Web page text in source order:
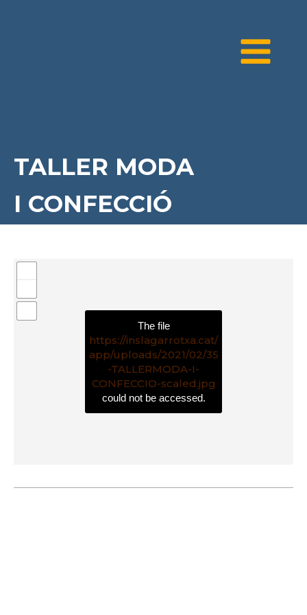
TALLER MODA
I CONFECCIÓ
The file
https://inslagarrotxa.cat/
app/uploads/2021/02/35
-TALLERMODA-I-
CONFECCIO-scaled.jpg
could not be accessed.